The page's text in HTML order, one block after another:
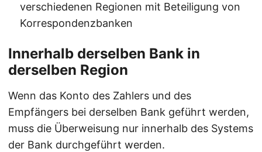
verschiedenen Regionen mit Beteiligung von
Korrespondenzbanken
Innerhalb derselben Bank in
derselben Region
Wenn das Konto des Zahlers und des
Empfängers bei derselben Bank geführt werden,
muss die Überweisung nur innerhalb des Systems
der Bank durchgeführt werden.